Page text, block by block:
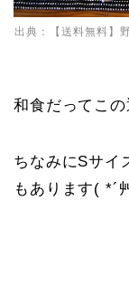
出典：
【送料無料】
和食だってこの
ちなみにSサイ
もあります( *´